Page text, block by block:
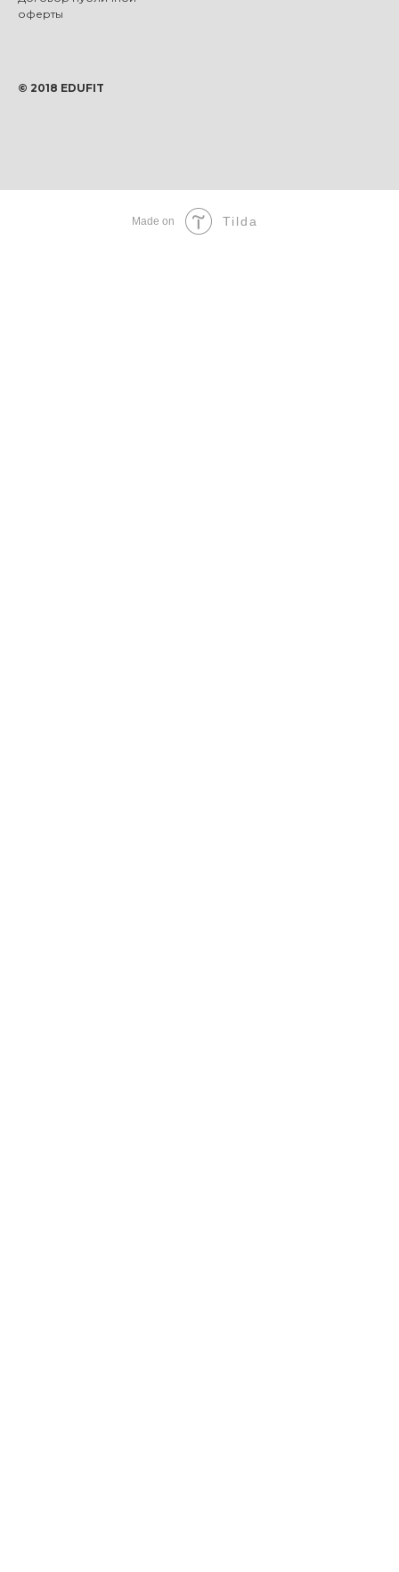
оферты
© 2018 EDUFIT
Made on Tilda